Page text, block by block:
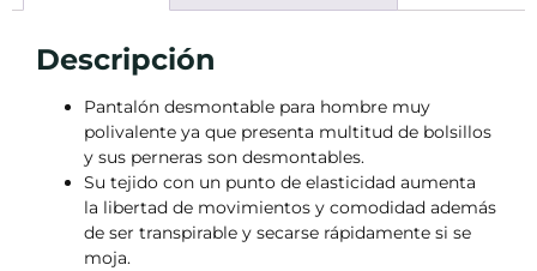
Descripción
Pantalón desmontable para hombre muy
polivalente ya que presenta multitud de bolsillos
y sus perneras son desmontables.
Su tejido con un punto de elasticidad aumenta
la libertad de movimientos y comodidad además
de ser transpirable y secarse rápidamente si se
moja.